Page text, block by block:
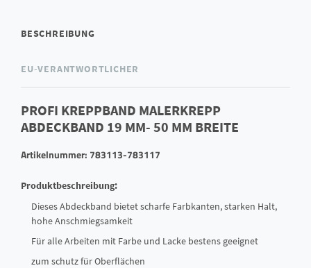
BESCHREIBUNG
EU-VERANTWORTLICHER
PROFI KREPPBAND MALERKREPP
ABDECKBAND 19 MM- 50 MM BREITE
Artikelnummer: 783113-783117
Produktbeschreibung:
Dieses Abdeckband bietet scharfe Farbkanten, starken Halt,
hohe Anschmiegsamkeit
Für alle Arbeiten mit Farbe und Lacke bestens geeignet
zum schutz für Oberflächen